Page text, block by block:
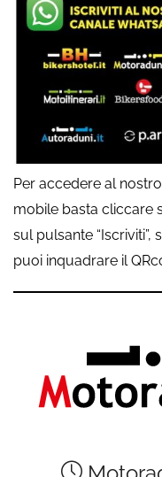
Per accedere al
mobile basta cliccare
sul pulsante
puoi inquadrare il